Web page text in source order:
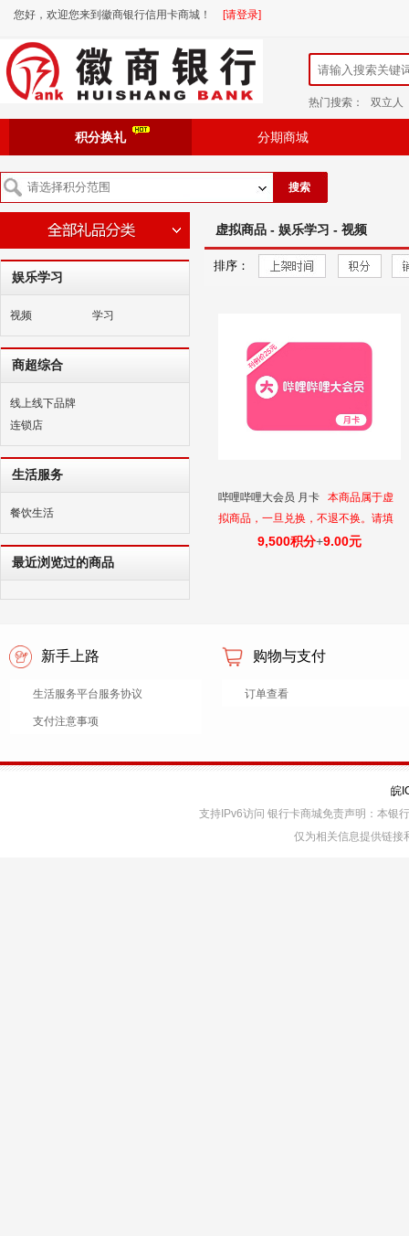
您好，欢迎您来到徽商银行信用卡商城！ [请登录]
热门搜索： 双立人
积分换礼 分期商城
搜索
娱乐学习
视频 学习
商超综合
线上线下品牌
连锁店
生活服务
餐饮生活
最近浏览过的商品
虚拟商品 - 娱乐学习 - 视频
排序：
哔哩哔哩大会员 月卡
本商品属于虚
拟商品，一旦兑换，不退不换。请填
写正确的充值账号，一经发货无法退
9,500积分+9.00元
新手上路
生活服务平台服务协议
支付注意事项
购物与支付
订单查看
皖
支持IPv6访问 银行卡商城免责声明：本银
仅为相关信息提供链接